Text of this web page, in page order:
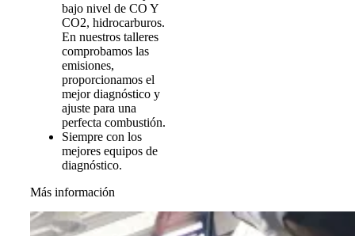
bajo nivel de CO Y
CO2, hidrocarburos.
En nuestros talleres
comprobamos las
emisiones,
proporcionamos el
mejor diagnóstico y
ajuste para una
perfecta combustión.
Siempre con los
mejores equipos de
diagnóstico.
Más información